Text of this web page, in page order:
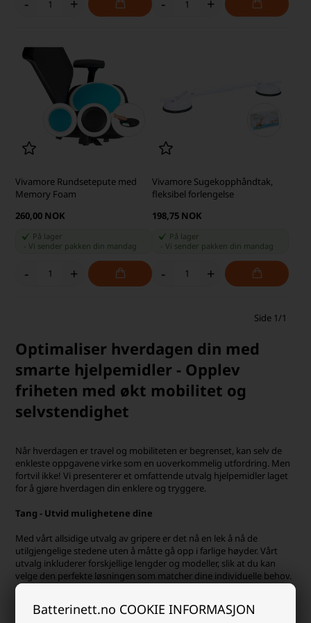
Batterinett.no COOKIE INFORMASJON
- + - +
Vivamore Rundsetepute med
Memory Foam
260,00 NOK
På lager
-Vi sender pakken din mandag
- +
Vivamore Sugekopphåndtak,
fleksibel forlengelse
198,75 NOK
På lager
Vi sender pakken din mandag
- +
Side 1/1
Optimaliser hverdagen din med
smarte hjelpemidler - Opplev
friheten med økt mobilitet og
selvstendighet
Når hverdagen er travel og mobiliteten er begrenset, kan selv de
enkleste oppgavene virke som en uoverkommelig utfordring. Men
fortvil ikke! Vi presenterer et omfattende utvalg hjelpemidler laget
for å gjøre hverdagen din enklere og tryggere.
Tang - Utvid mulighetene dine
Med vårt allsidige utvalg av gripere er det nå en lek å nå de
utilgjengelige stedene uten å måtte gå opp i farlige høyder. Vårt
utvalg inkluderer forskjellige lengder og modeller, slik at du kan
velge den perfekte løsningen som matcher dine individuelle behov.